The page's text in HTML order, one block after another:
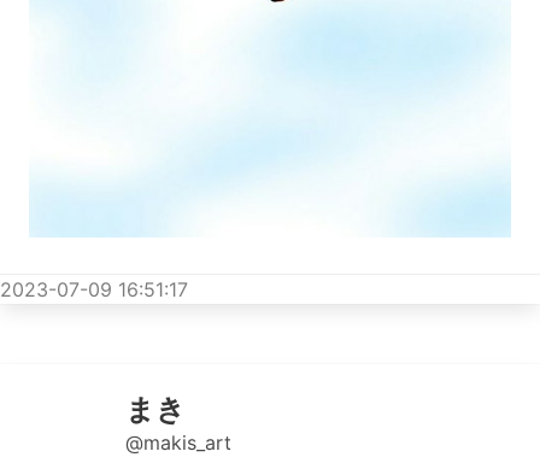
2023-07-09 16:51:17
まき
@makis_art